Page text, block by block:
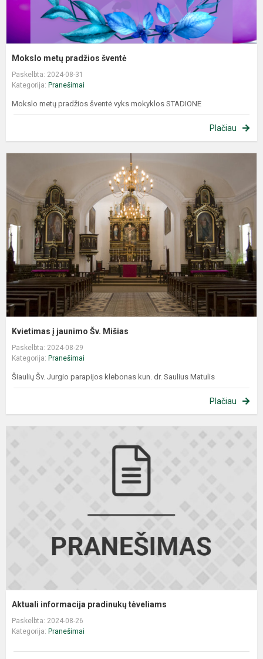
Mokslo metų pradžios šventė
Paskelbta: 2024-08-31
Kategorija: Pranešimai
Mokslo metų pradžios šventė vyks mokyklos STADIONE
Plačiau
Kvietimas į jaunimo Šv. Mišias
Paskelbta: 2024-08-29
Kategorija: Pranešimai
Šiaulių Šv. Jurgio parapijos klebonas kun. dr. Saulius Matulis
Plačiau
Aktuali informacija pradinukų tėveliams
Paskelbta: 2024-08-26
Kategorija: Pranešimai